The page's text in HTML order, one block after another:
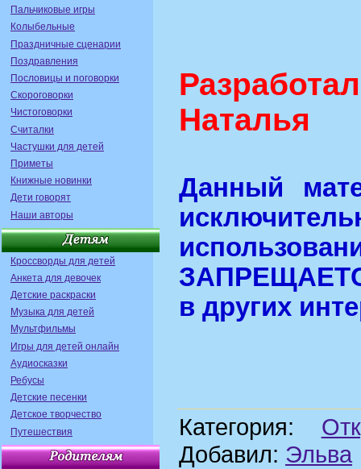
Пальчиковые игры
Колыбельные
Праздничные сценарии
Поздравления
Пословицы и поговорки
Скороговорки
Чистоговорки
Считалки
Частушки для детей
Приметы
Книжные новинки
Дети говорят
Наши авторы
Кроссворды для детей
Анкета для девочек
Детские раскраски
Музыка для детей
Мультфильмы
Игры для детей онлайн
Аудиосказки
Ребусы
Детские песенки
Детское творчество
Путешествия
Наталья
Данный
в других
Категория:
Добавил: Эльва